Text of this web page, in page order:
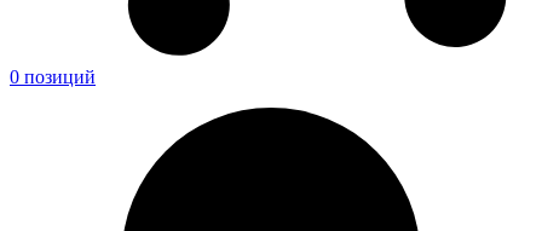
0 позиций